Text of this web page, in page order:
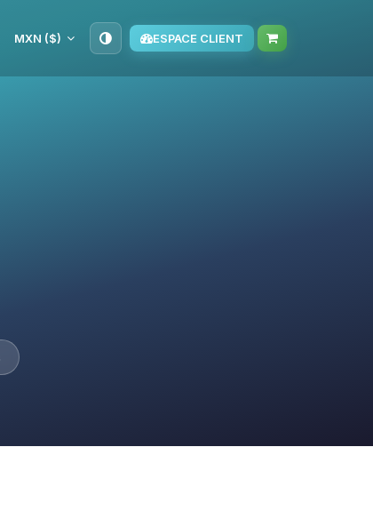
MXN ($) ESPACE CLIENT